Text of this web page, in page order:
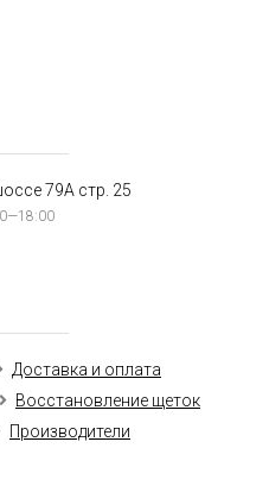
79А стр. 25
Доставка и оплата
Восстановление щеток
Производители